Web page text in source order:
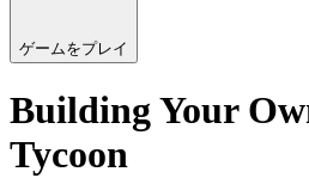
ゲームをプレイ
Building Your
Tycoon